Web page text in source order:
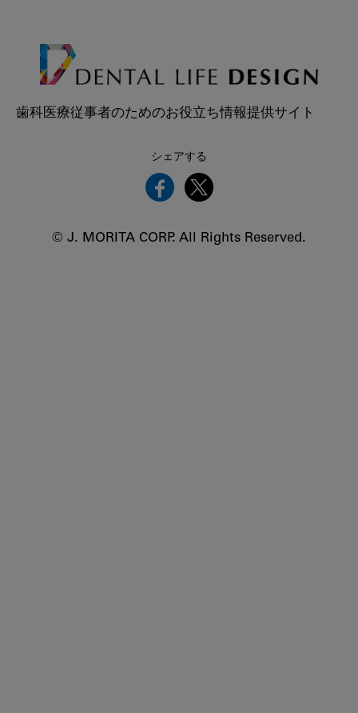
歯科医療従事者のためのお役立ち情報提供サイト
シェアする
© J. MORITA CORP. All Rights Reserved.